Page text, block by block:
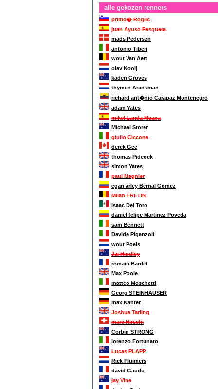
alle gekozen renners
primo� Roglic
juan Ayuso Pesquera
mads Pedersen
antonio Tiberi
wout Van Aert
olav Kooij
kaden Groves
thymen Arensman
richard ant�nio Carapaz Montenegro
adam Yates
mikel Landa Meana
Michael Storer
giulio Ciccone
derek Gee
thomas Pidcock
simon Yates
paul Magnier
egan arley Bernal Gomez
Milan FRETIN
isaac Del Toro
daniel felipe Martinez Poveda
sam Bennett
Davide Piganzoli
wout Poels
Jai Hindley
romain Bardet
Max Poole
matteo Moschetti
Georg STEINHAUSER
max Kanter
Joshua Tarling
marc Hirschi
Corbin STRONG
lorenzo Fortunato
Lucas PLAPP
Rick Pluimers
david Gaudu
jay Vine